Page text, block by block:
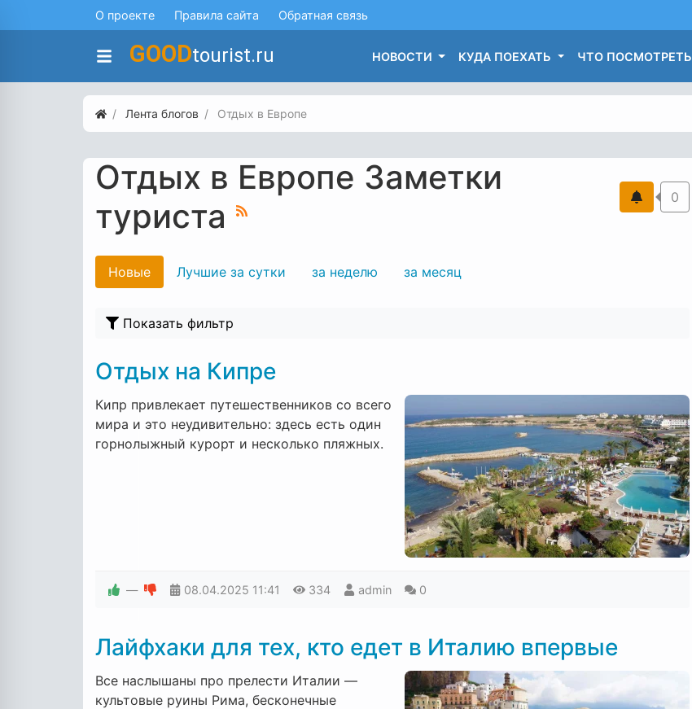
О проекте Правила сайта Обратная связь
GOODtourist.ru НОВОСТИ КУДА ПОЕХАТЬ ЧТО ПОСМОТРЕТЬ
Лента блогов Отдых в Европе
Отдых в Европе Заметки
туриста
0
Новые Лучшие за сутки за неделю за месяц
Показать фильтр
Отдых на Кипре
Кипр привлекает путешественников со всего
мира и это неудивительно: здесь есть один
горнолыжный курорт и несколько пляжных.
— 08.04.2025 11:41 334 admin 0
Лайфхаки для тех, кто едет в Италию впервые
Все наслышаны про прелести Италии —
культовые руины Рима, бесконечные